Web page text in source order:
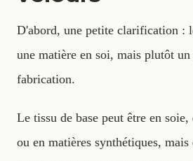
D'abord, une petite clarification :
une matière en soi, mais plutôt un
fabrication.
Le tissu de base peut être en
ou en matières synthétiques, mais